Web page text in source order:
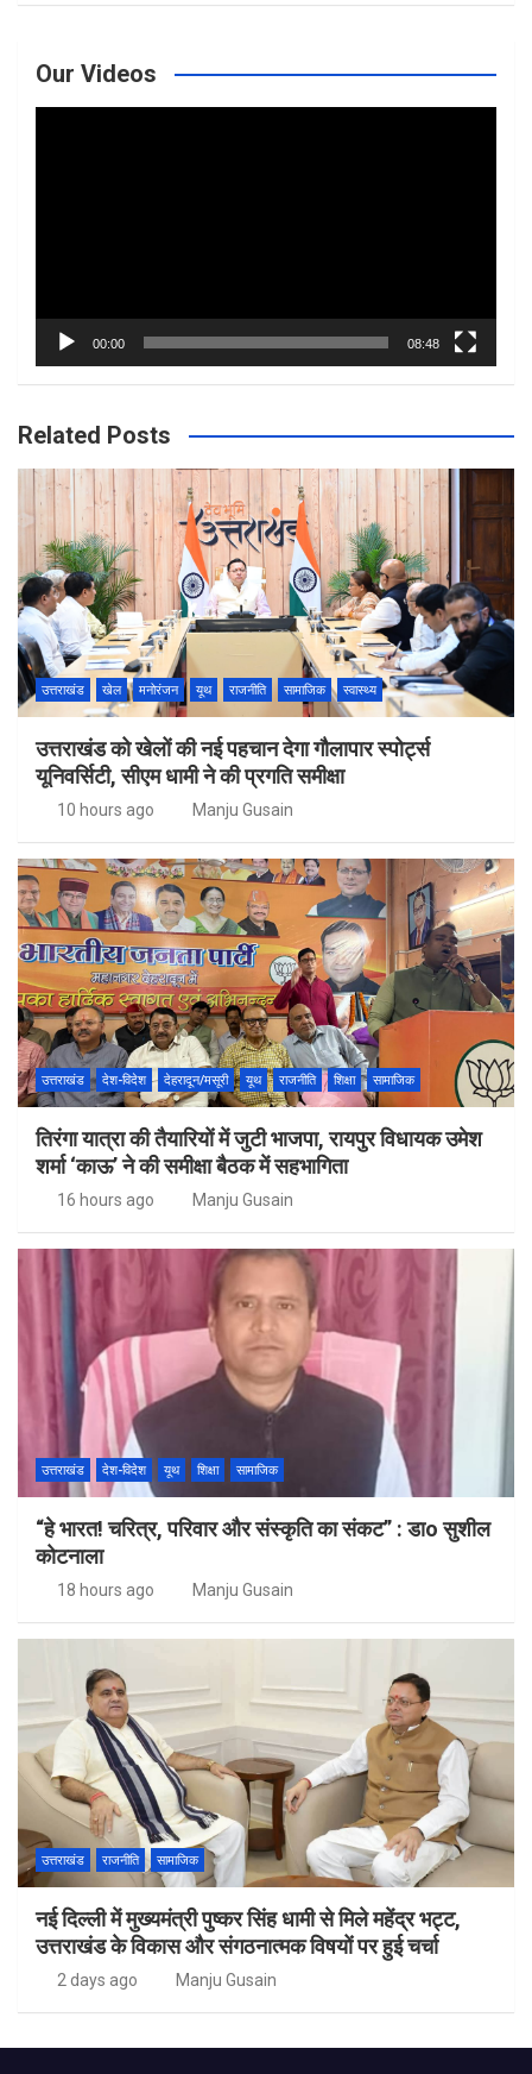
Our Videos
00:00 08:48
Related Posts
उत्तराखंड खेल मनोरंजन यूथ राजनीति सामाजिक स्वास्थ्य
उत्तराखंड को खेलों की नई पहचान देगा गौलापार स्पोर्ट्स
यूनिवर्सिटी, सीएम धामी ने की प्रगति समीक्षा
10 hours ago Manju Gusain
उत्तराखंड देश-विदेश देहरादून/मसूरी यूथ राजनीति शिक्षा सामाजिक
तिरंगा यात्रा की तैयारियों में जुटी भाजपा, रायपुर विधायक उमेश
शर्मा ‘काऊ’ ने की समीक्षा बैठक में सहभागिता
16 hours ago Manju Gusain
उत्तराखंड देश-विदेश यूथ शिक्षा सामाजिक
“हे भारत! चरित्र, परिवार और संस्कृति का संकट” : डाo सुशील
कोटनाला
18 hours ago Manju Gusain
उत्तराखंड राजनीति सामाजिक
नई दिल्ली में मुख्यमंत्री पुष्कर सिंह धामी से मिले महेंद्र भट्ट,
उत्तराखंड के विकास और संगठनात्मक विषयों पर हुई चर्चा
2 days ago Manju Gusain